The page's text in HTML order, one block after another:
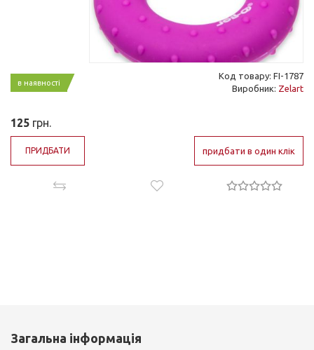
в наявності
Код товару: FI-1787
Виробник: Zelart
125 грн.
ПРИДБАТИ придбати в один клік
Загальна інформація